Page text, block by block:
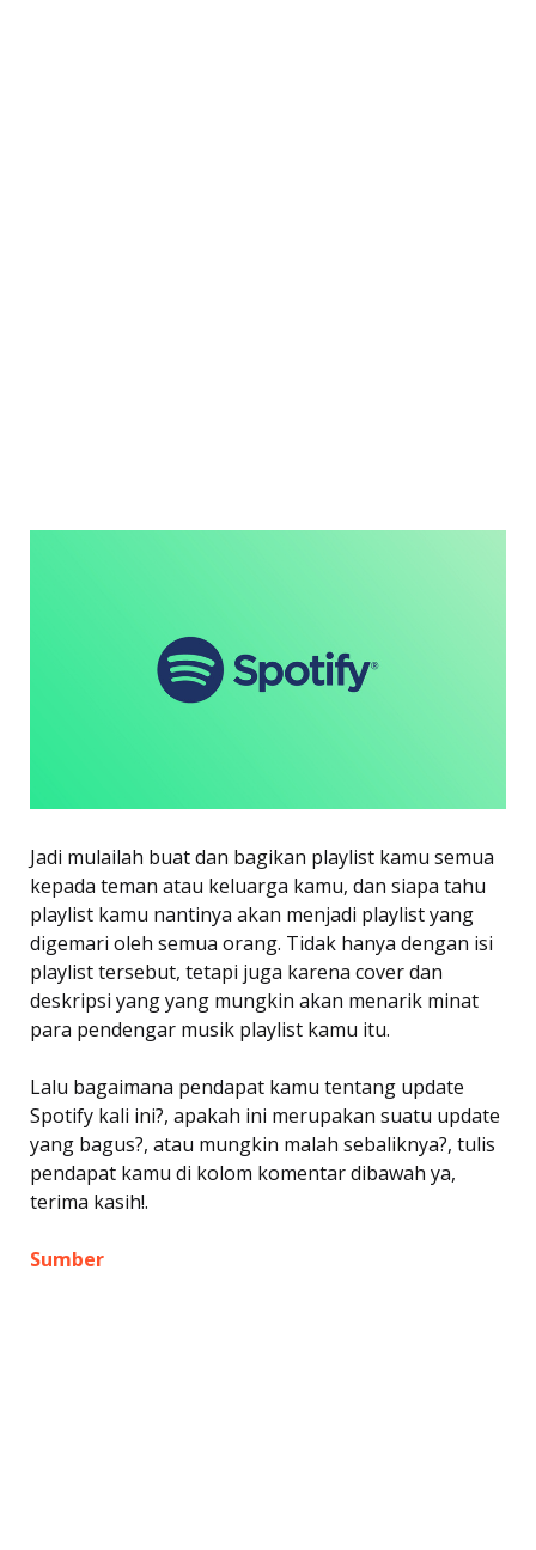
Jadi mulailah buat dan bagikan playlist kamu semua
kepada teman atau keluarga kamu, dan siapa tahu
playlist kamu nantinya akan menjadi playlist yang
digemari oleh semua orang. Tidak hanya dengan isi
playlist tersebut, tetapi juga karena cover dan
deskripsi yang yang mungkin akan menarik minat
para pendengar musik playlist kamu itu.
Lalu bagaimana pendapat kamu tentang update
Spotify kali ini?, apakah ini merupakan suatu update
yang bagus?, atau mungkin malah sebaliknya?, tulis
pendapat kamu di kolom komentar dibawah ya,
terima kasih!.
Sumber